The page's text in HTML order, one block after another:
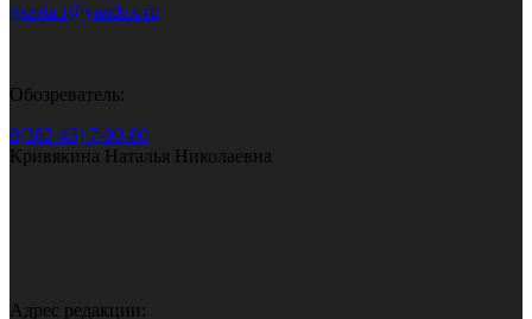
gazeta.i@yandex.ru
Обозреватель:
8(383-43) 7-90-60
Кривякина Наталья Николаевна
Адрес редакции: